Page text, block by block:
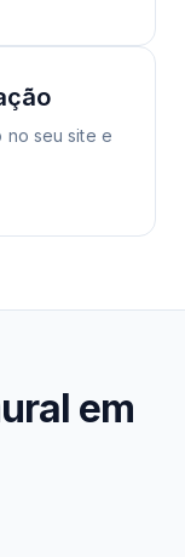
seu site e
em